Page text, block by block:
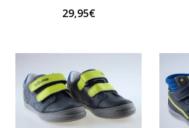
29,95€